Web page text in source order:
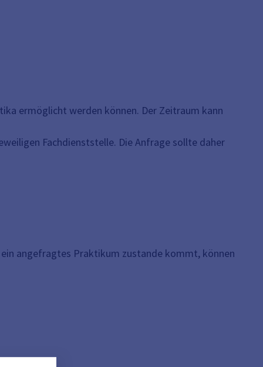
ermöglicht werden können. Der Zeitraum kann
Fachdienststelle. Die Anfrage sollte daher
angefragtes Praktikum zustande kommt, können